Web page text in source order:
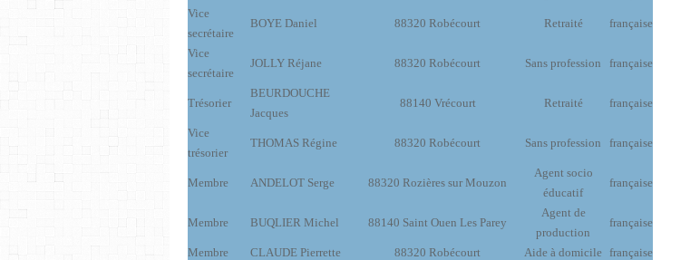
Vice
secrétaire
BOYE Daniel 88320 Robécourt Retraité française
Vice
secrétaire
JOLLY Réjane 88320 Robécourt Sans profession française
Trésorier
BEURDOUCHE
Jacques
88140 Vrécourt Retraité française
Vice
trésorier
THOMAS Régine 88320 Robécourt Sans profession française
Membre ANDELOT Serge 88320 Rozières sur Mouzon
Agent socio
éducatif
française
Membre BUQLIER Michel 88140 Saint Ouen Les Parey
Agent de
production
française
Membre CLAUDE Pierrette 88320 Robécourt Aide à domicile française